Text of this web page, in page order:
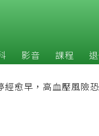
影音 課程
愈早，高血壓風險